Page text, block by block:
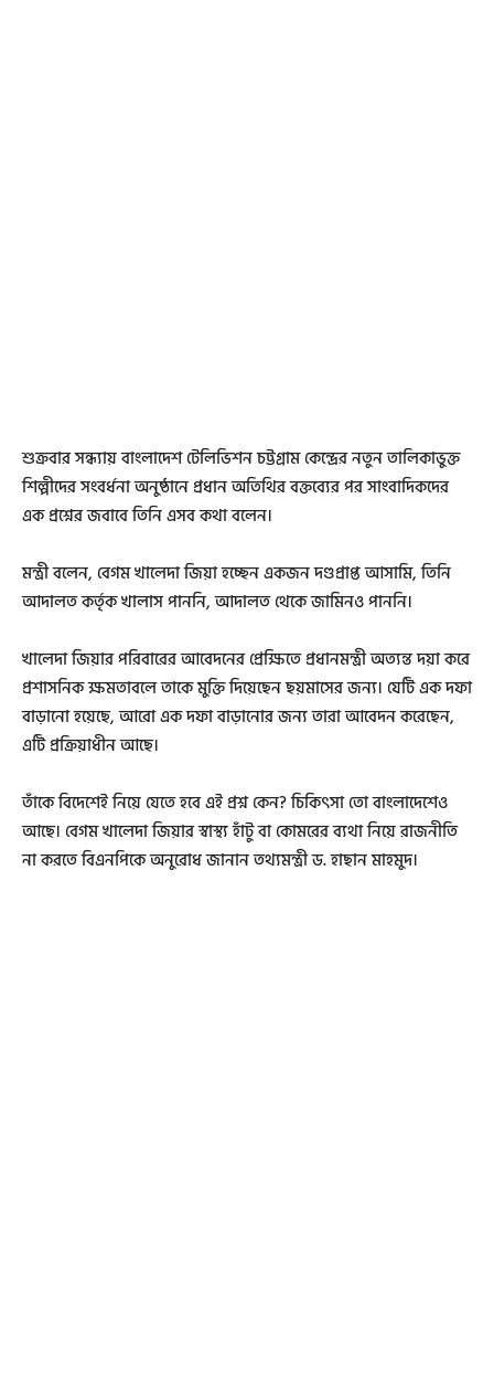
শুক্রবার সন্ধ্যায় বাংলাদেশ টেলিভিশন চট্টগ্রাম কেন্দ্রের নতুন তালিকাভুক্ত
শিল্পীদের সংবর্ধনা অনুষ্ঠানে প্রধান অতিথির বক্তব্যের পর সাংবাদিকদের
এক প্রশ্নের জবাবে তিনি এসব কথা বলেন।
মন্ত্রী বলেন, বেগম খালেদা জিয়া হচ্ছেন একজন দণ্ডপ্রাপ্ত আসামি, তিনি
আদালত কর্তৃক খালাস পাননি, আদালত থেকে জামিনও পাননি।
খালেদা জিয়ার পরিবারের আবেদনের প্রেক্ষিতে প্রধানমন্ত্রী অত্যন্ত দয়া করে
প্রশাসনিক ক্ষমতাবলে তাকে মুক্তি দিয়েছেন ছয়মাসের জন্য। যেটি এক দফা
বাড়ানো হয়েছে, আরো এক দফা বাড়ানোর জন্য তারা আবেদন করেছেন,
এটি প্রক্রিয়াধীন আছে।
তাঁকে বিদেশেই নিয়ে যেতে হবে এই প্রশ্ন কেন? চিকিৎসা তো বাংলাদেশেও
আছে। বেগম খালেদা জিয়ার স্বাস্থ্য হাঁটু বা কোমরের ব্যথা নিয়ে রাজনীতি
না করতে বিএনপিকে অনুরোধ জানান তথ্যমন্ত্রী ড. হাছান মাহমুদ।